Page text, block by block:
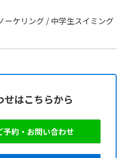
ーケリング / 中学生スイミング
せはこちらから
予約・お問い合わせ